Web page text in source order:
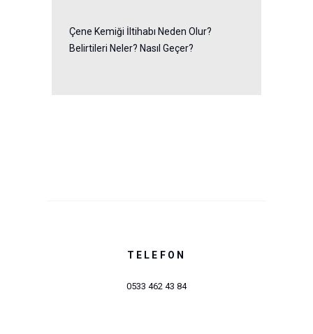
Çene Kemiği İltihabı Neden Olur?
Belirtileri Neler? Nasıl Geçer?
TELEFON
0533 462 43 84